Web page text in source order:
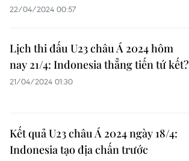
22/04/2024 00:57
Lịch thi đấu U23 châu Á 2024 hôm
nay 21/4: Indonesia thẳng tiến tứ kết?
21/04/2024 01:30
Kết quả U23 châu Á 2024 ngày 18/4:
Indonesia tạo địa chấn trước